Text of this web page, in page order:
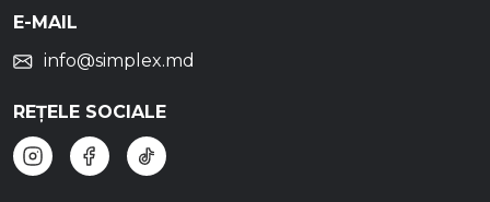
E-MAIL
info@simplex.md
REȚELE SOCIALE